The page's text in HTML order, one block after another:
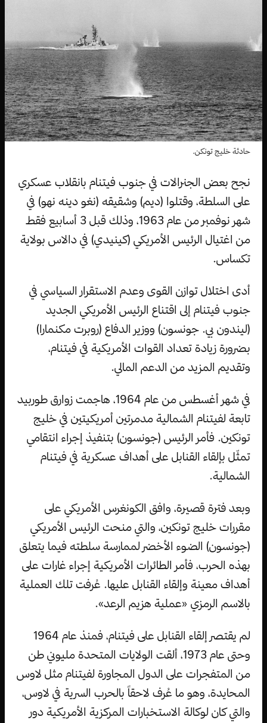
حادثة خليج تونكن.
نجح بعض الجنرالات في جنوب فيتنام بانقلاب عسكري
على السلطة، وقتلوا (ديم) وشقيقه (نغو دينه نهو) في
شهر نوفمبر من عام 1963، وذلك قبل 3 أسابيع فقط
من اغتيال الرئيس الأمريكي (كينيدي) في دالاس بولاية
تكساس.
أدى اختلال توازن القوى وعدم الاستقرار السياسي في
جنوب فيتنام إلى اقتناع الرئيس الأمريكي الجديد
(ليندون بي. جونسون) ووزير الدفاع (روبرت مكنمارا)
بضرورة زيادة تعداد القوات الأمريكية في فيتنام،
وتقديم المزيد من الدعم المالي.
في شهر أغسطس من عام 1964، هاجمت زوارق طوربيد
تابعة لفيتنام الشمالية مدمرتين أمريكيتين في خليج
تونكين. فأمر الرئيس (جونسون) بتنفيذ إجراء انتقامي
تمثّل بإلقاء القنابل على أهداف عسكرية في فيتنام
الشمالية.
وبعد فترة قصيرة، وافق الكونغرس الأمريكي على
مقررات خليج تونكين، والتي منحت الرئيس الأمريكي
(جونسون) الضوء الأخضر لممارسة سلطته فيما يتعلق
بهذه الحرب، فأمر الطائرات الأمريكية إجراء غارات على
أهداف معينة وإلقاء القنابل عليها. عُرفت تلك العملية
بالاسم الرمزي «عملية هزيم الرعد».
لم يقتصر إلقاء القنابل على فيتنام، فمنذ عام 1964
وحتى عام 1973، ألقت الولايات المتحدة مليوني طن
من المتفجرات على الدول المجاورة لفيتنام مثل لاوس
المحايدة، وهو ما عُرف لاحقاً بالحرب السرية في لاوس،
والتي كان لوكالة الاستخبارات المركزية الأمريكية دور